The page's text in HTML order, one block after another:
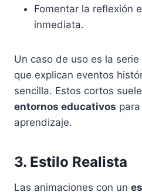
Fomentar la reflexión
inmediata.
Un caso de uso es la
que explican eventos
sencilla. Estos cortos
entornos educativos
aprendizaje.
3. Estilo Realista
Las animaciones con un